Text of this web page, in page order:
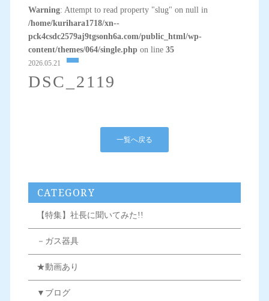
Warning: Attempt to read property "slug" on null in
/home/kurihara1718/xn--
pck4csdc2579aj9tgsonh6a.com/public_html/wp-
content/themes/064/single.phpon line 35
2026.05.21
DSC_2119
一覧へ戻る
CATEGORY
【特集】社長に聞いてみた!!
－ガス器具
★動画あり
▼ブログ